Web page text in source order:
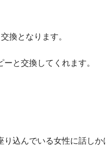
換となります。
と交換してくれます。
込んでいる女性に話しか